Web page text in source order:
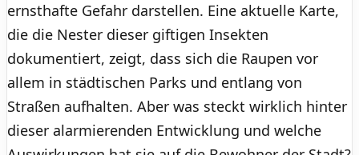
ernsthafte Gefahr darstellen. Eine aktuelle Karte,
die die Nester dieser giftigen Insekten
dokumentiert, zeigt, dass sich die Raupen vor
allem in städtischen Parks und entlang von
Straßen aufhalten. Aber was steckt wirklich hinter
dieser alarmierenden Entwicklung und welche